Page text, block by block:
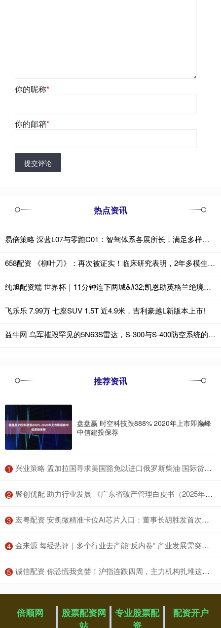
你的昵称*
你的邮箱*
提交评论
热点资讯
易倍策略 深蓝L07与零跑C01：智驾体系各展所长，满足多样出行需求
658配资 《柳叶刀》：再次被证实！临床研究表明，2年多模生活方式干预可有效改善老年人认知表现，较一般干预方法提升55%
纯旭配资端 世界杯｜11分钟连下两城&#32;凯恩助英格兰绝境翻盘
飞乐乐 7.99万 七座SUV 1.5T 近4.9米，吉利豪越L新版本上市!
益牛网 乌军摧毁罕见的5N63S雷达，S-300与S-400防空系统的核心部件
推荐资讯
盘盘赢 时空科技跌888% 2020年上市即巅峰
中信建投保荐
1 ​兴业策略 孟加拉国寻求美国豁免以进口俄罗斯柴油 国际货币基金组织警告能源冲击
2 ​聚创优配 助力行业发展 《广东省破产管理白皮书（2025年度）》发布
3 ​宏粤配资 安凯微精准卡位AI芯片入口：董事长胡胜发首次详解全面转型AI战略 ——科创板芯片公司安凯微释放“旧貌换新颜”信号
4 ​金来源 每经热评｜多个行业去产能“反内卷” 产业发展需突破单一路径
5 ​诚信配资 你恐慌我贪婪！沪指连跌四周，主力机构扎堆这些板块，相关ETF份额创新高
倍顺网
股票配资网
专业股票配
配资开户